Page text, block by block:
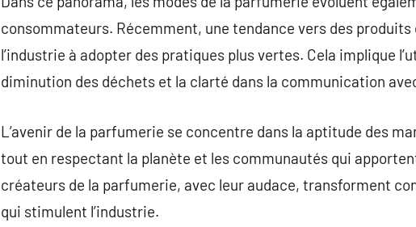
consommateurs. Récemment, une tendance vers des
l’industrie à adopter des pratiques plus vertes. Cela implique
diminution des déchets et la clarté dans la communication
L’avenir de la parfumerie se concentre dans la aptitude des
tout en respectant la planète et les communautés qui
créateurs de la parfumerie, avec leur audace, transforment
qui stimulent l’industrie.